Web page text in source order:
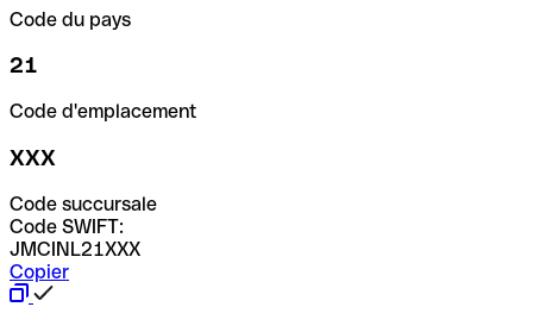
Code du pays
21
Code d'emplacement
XXX
Code succursale
Code SWIFT:
JMCINL21XXX
Copier